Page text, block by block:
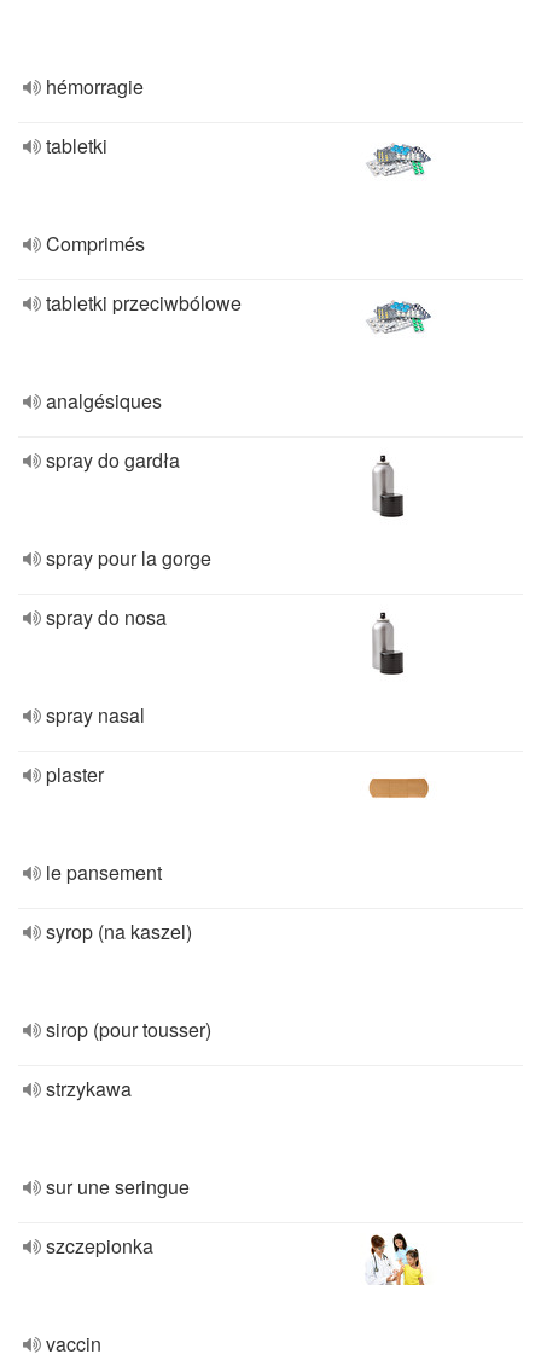
hémorragie
tabletki
Comprimés
tabletki przeciwbólowe
analgésiques
spray do gardła
spray pour la gorge
spray do nosa
spray nasal
plaster
le pansement
syrop (na kaszel)
sirop (pour tousser)
strzykawa
sur une seringue
szczepionka
vaccin